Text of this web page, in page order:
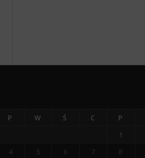
P W Ś C P
1
4
5 6 7 8